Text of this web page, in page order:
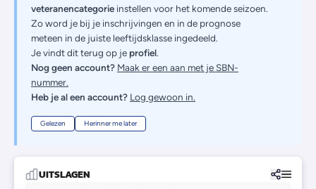
veteranencategorie instellen voor het komende seizoen.
Zo word je bij je inschrijvingen en in de prognose
meteen in de juiste leeftijdsklasse ingedeeld.
Je vindt dit terug op je profiel.
Nog geen account? Maak er een aan met je SBN-
nummer.
Heb je al een account? Log gewoon in.
Gelezen Herinner me later
UITSLAGEN